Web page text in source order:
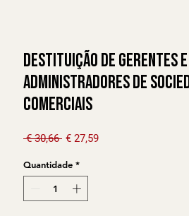
Destituição de Gerentes e
Administradores de
Comerciais
€ 30,66 Preço normal
€ 27,59Preço promocional
Quantidade *